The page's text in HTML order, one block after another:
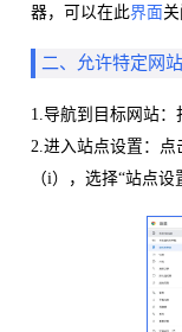
器，可以在此界面关
二、允许特定网
1.导航到目标网站：
2.进入站点设置：点
（i），选择“站点设